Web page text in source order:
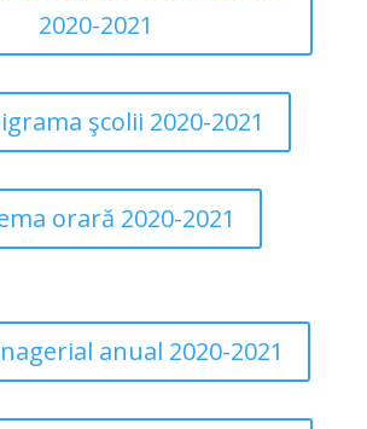
2020-2021
şcolii 2020-2021
orară 2020-2021
anual 2020-2021